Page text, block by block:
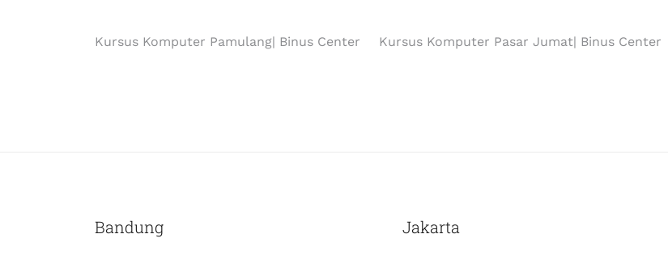
Kursus Komputer Pamulang| Binus Center Kursus Komputer Pasar Jumat| Binus Center
Bandung Jakarta